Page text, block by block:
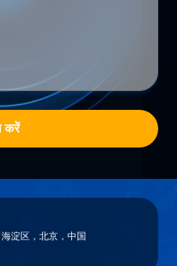
करें
淀区，北京，中国